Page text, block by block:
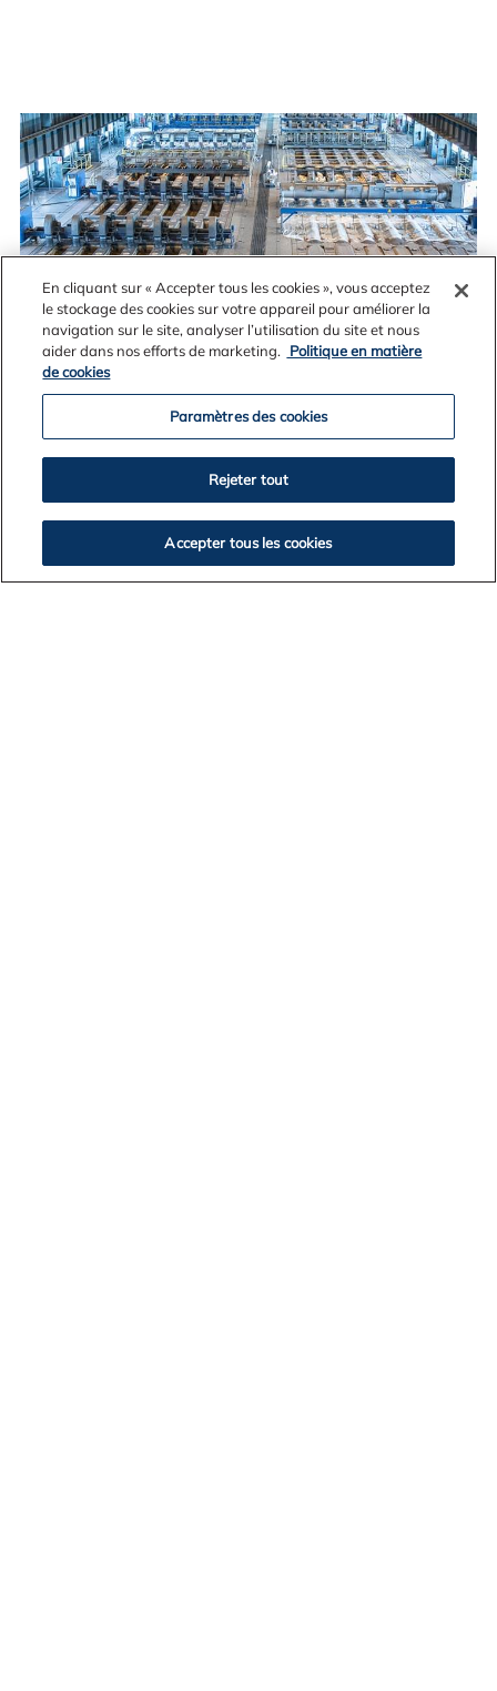
En cliquant sur « Accepter tous les cookies », vous acceptez
le stockage des cookies sur votre appareil pour améliorer la
navigation sur le site, analyser l’utilisation du site et nous
aider dans nos efforts de marketing.
Politique en matière
de cookies
Paramètres des cookies
Rejeter tout
Accepter tous les cookies